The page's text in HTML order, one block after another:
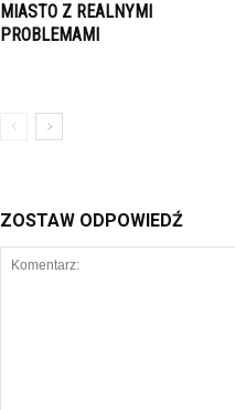
MIASTO Z REALNYMI
PROBLEMAMI
ZOSTAW ODPOWIEDŹ